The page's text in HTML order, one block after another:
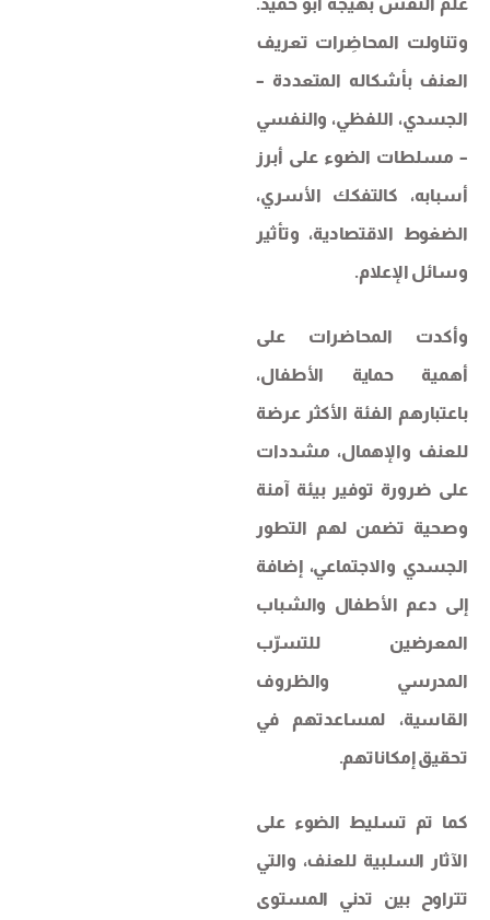
علم النفس بهيجة أبو حميد.
وتناولت المحاضِرات تعريف
العنف بأشكاله المتعددة –
الجسدي، اللفظي، والنفسي
– مسلطات الضوء على أبرز
أسبابه، كالتفكك الأسري،
الضغوط الاقتصادية، وتأثير
وسائل الإعلام.
وأكدت المحاضرات على
أهمية حماية الأطفال،
باعتبارهم الفئة الأكثر عرضة
للعنف والإهمال، مشددات
على ضرورة توفير بيئة آمنة
وصحية تضمن لهم التطور
الجسدي والاجتماعي، إضافة
إلى دعم الأطفال والشباب
المعرضين للتسرّب
المدرسي والظروف
القاسية، لمساعدتهم في
تحقيق إمكاناتهم.
كما تم تسليط الضوء على
الآثار السلبية للعنف، والتي
تتراوح بين تدني المستوى